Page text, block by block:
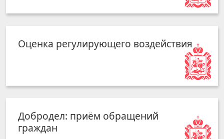
Оценка регулирующего воздействия
Добродел: приём обращений
граждан